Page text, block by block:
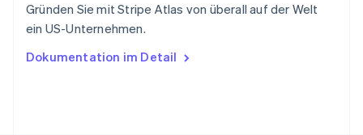
Gründen Sie mit Stripe Atlas von überall auf der Welt
ein US-Unternehmen.
Dokumentation im Detail
Tschechische Republik
English
English